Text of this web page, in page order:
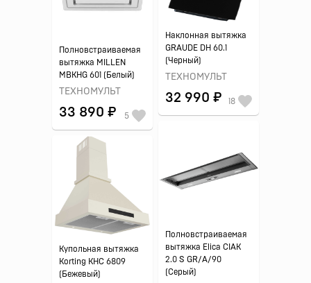
Наклонная вытяжка
GRAUDE DH 60.1
(Черный)
ТЕХНОМУЛЬТ
32 990 ₽ 18
Полновстраиваемая
вытяжка MILLEN
MBKHG 601 (Белый)
ТЕХНОМУЛЬТ
33 890 ₽ 5
Полновстраиваемая
вытяжка Elica CIAK
2.0 S GR/A/90
(Серый)
Купольная вытяжка
Korting KHC 6809
(Бежевый)